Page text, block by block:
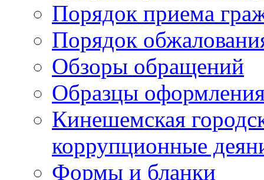
Порядок приема
Порядок
Обзоры обращений
Образцы
Кинешемская
коррупционные
Формы и бланки